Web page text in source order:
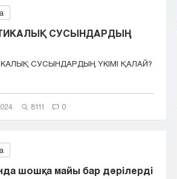
СУСЫНДАРДЫҢ
СУСЫНДАРДЫҢ ҮКІМІ ҚАЛАЙ?
8111 0
шошқа майы бар дәрілерді